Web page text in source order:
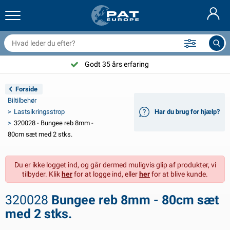
& tilbehør
udstyr til trailer
Belysning
Belysning Aspöck
Belysning Radex
belysning for tilhengere
panel
indvendig
& solprodukter
& 24V tilbehør
og topbetræk
& autocamper udvendig
& bobil invendig
til gas
tilbehør
og beslag
og sjækler
og vedligeholdelse
Brandslukker & brandtæpper
produkter
Nederlands
Deutsch
English
Français
Norsk
Suomalainen
Godt 35 års erfaring
Forside
Biltilbehør
Lastsikringsstrop
320028 - Bungee reb 8mm -
80cm sæt med 2 stks.
Har du brug for hjælp?
Du er ikke logget ind, og går dermed muligvis glip af produkter, vi
tilbyder. Klikherfor at logge ind, ellerherfor at blive kunde.
320028 Bungee reb 8mm - 80cm sæt
med 2 stks.